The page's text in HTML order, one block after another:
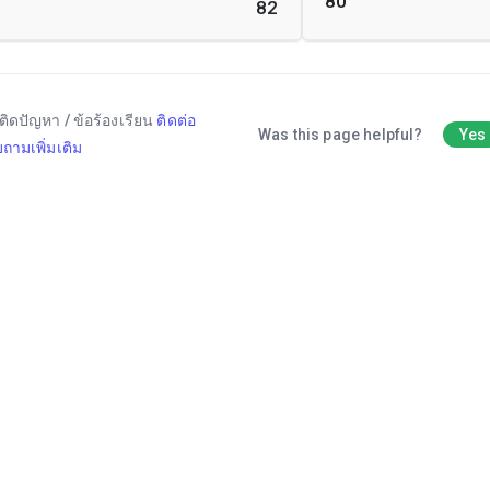
82
ดปัญหา / ข้อร้องเรียน ติดต่อ
ามเพิ่มเติม
Was this page helpful? Yes